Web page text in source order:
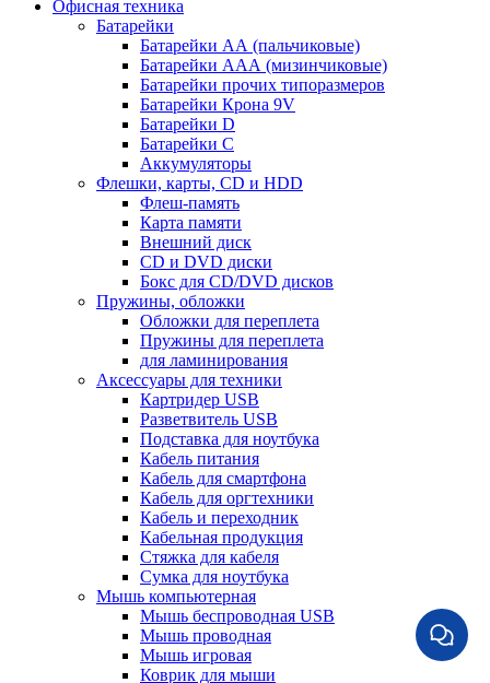
Офисная техника
Батарейки
Батарейки АА (пальчиковые)
Батарейки ААА (мизинчиковые)
Батарейки прочих типоразмеров
Батарейки Крона 9V
Батарейки D
Батарейки С
Аккумуляторы
Флешки, карты, CD и HDD
Флеш-память
Карта памяти
Внешний диск
CD и DVD диски
Бокс для CD/DVD дисков
Пружины, обложки
Обложки для переплета
Пружины для переплета
для ламинирования
Аксессуары для техники
Картридер USB
Разветвитель USB
Подставка для ноутбука
Кабель питания
Кабель для смартфона
Кабель для оргтехники
Кабель и переходник
Кабельная продукция
Стяжка для кабеля
Сумка для ноутбука
Мышь компьютерная
Мышь беспроводная USB
Мышь проводная
Мышь игровая
Коврик для мыши